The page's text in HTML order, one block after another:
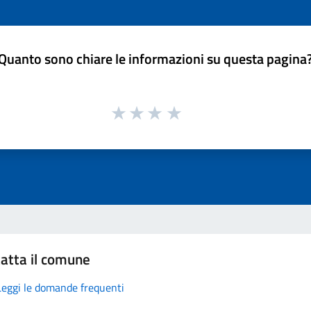
sono chiare le informazioni su questa
il comune
le domande frequenti